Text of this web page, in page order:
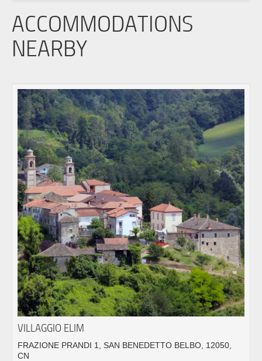
ACCOMMODATIONS
NEARBY
VILLAGGIO ELIM
FRAZIONE PRANDI 1, SAN BENEDETTO BELBO, 12050,
CN